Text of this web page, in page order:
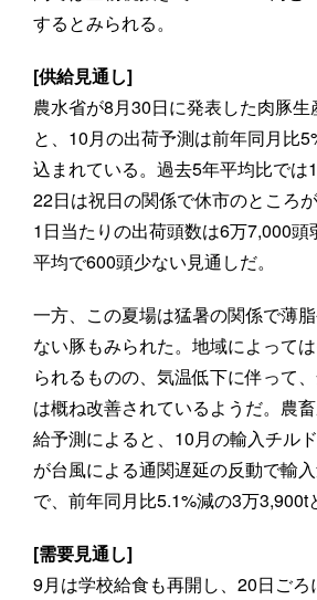
するとみられる。
[供給見通し]
農水省が8月30日に発表した肉豚生
と、10月の出荷予測は前年同月比
込まれている。過去5年平均比では
22日は祝日の関係で休市のところ
1日当たりの出荷頭数は6万7,000頭
平均で600頭少ない見通しだ。
一方、この夏場は猛暑の関係で薄
ない豚もみられた。地域によって
られるものの、気温低下に伴って
は概ね改善されているようだ。農
給予測によると、10月の輸入チル
が台風による通関遅延の反動で輸
で、前年同月比5.1%減の3万3,900t
[需要見通し]
9月は学校給食も再開し、20日ご